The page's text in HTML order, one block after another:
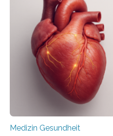
aus Gewebe von
sogenannte Organoide –
vorab zu prüfen, welche
wirken. Dabei wurde ein
als Biomarker für die Wahl
dienen könnte. Darmkrebs
häufigsten Krebsarten und
Medizin Gesundheit